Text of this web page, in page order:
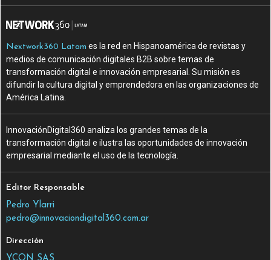
Nextwork360 Latam es la red en Hispanoamérica de revistas y
medios de comunicación digitales B2B sobre temas de
transformación digital e innovación empresarial. Su misión es
difundir la cultura digital y emprendedora en las organizaciones de
América Latina.
InnovaciónDigital360 analiza los grandes temas de la
transformación digital e ilustra las oportunidades de innovación
empresarial mediante el uso de la tecnología.
Editor Responsable
Pedro Ylarri
pedro@innovaciondigital360.com.ar
Dirección